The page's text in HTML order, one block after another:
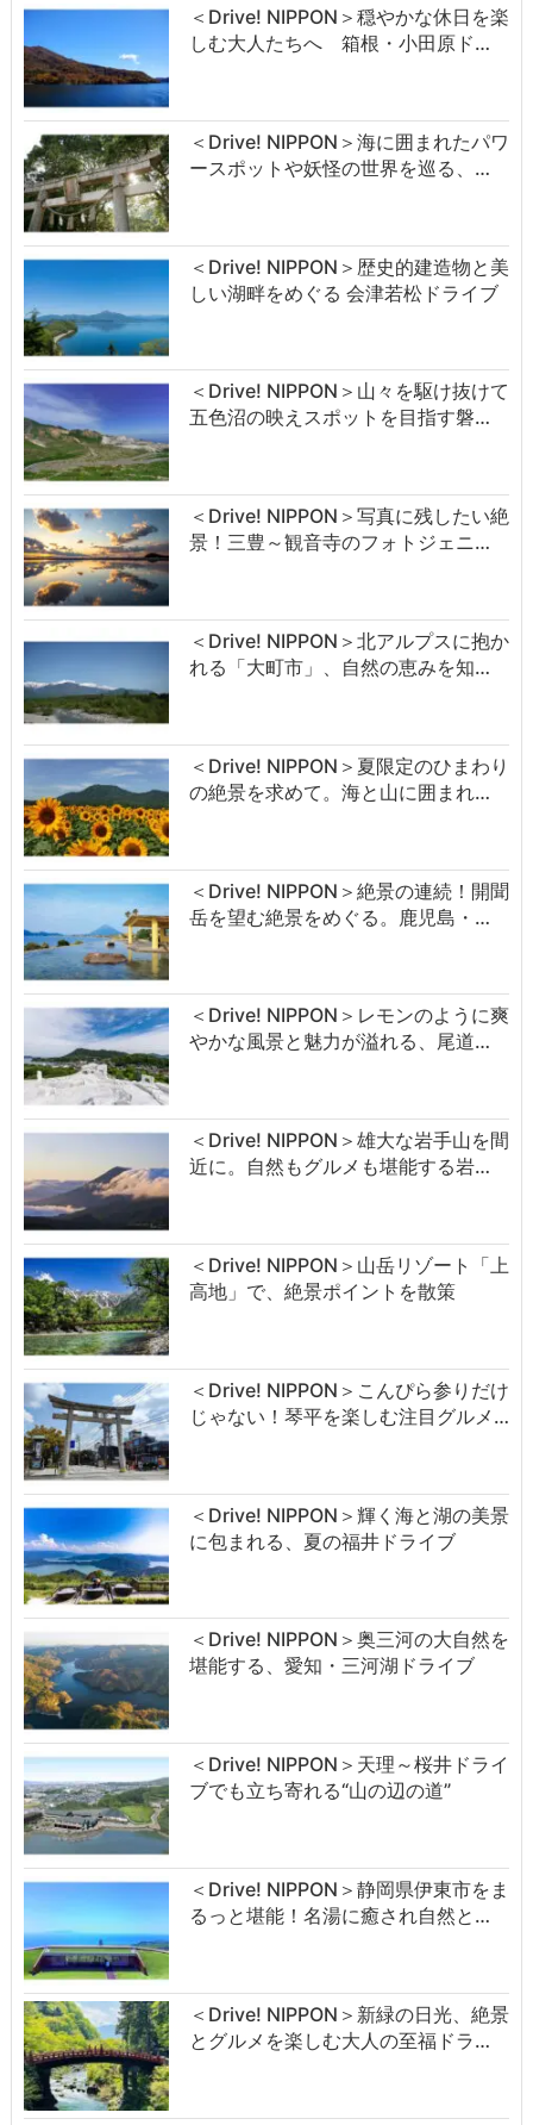
＜Drive! NIPPON＞穏やかな休日を楽
しむ大人たちへ 箱根・小田原ド…
＜Drive! NIPPON＞海に囲まれたパワ
ースポットや妖怪の世界を巡る、…
＜Drive! NIPPON＞歴史的建造物と美
しい湖畔をめぐる 会津若松ドライブ
＜Drive! NIPPON＞山々を駆け抜けて
五色沼の映えスポットを目指す磐…
＜Drive! NIPPON＞写真に残したい絶
景！三豊～観音寺のフォトジェニ…
＜Drive! NIPPON＞北アルプスに抱か
れる「大町市」、自然の恵みを知…
＜Drive! NIPPON＞夏限定のひまわり
の絶景を求めて。海と山に囲まれ…
＜Drive! NIPPON＞絶景の連続！開聞
岳を望む絶景をめぐる。鹿児島・…
＜Drive! NIPPON＞レモンのように爽
やかな風景と魅力が溢れる、尾道…
＜Drive! NIPPON＞雄大な岩手山を間
近に。自然もグルメも堪能する岩…
＜Drive! NIPPON＞山岳リゾート「上
高地」で、絶景ポイントを散策
＜Drive! NIPPON＞こんぴら参りだけ
じゃない！琴平を楽しむ注目グルメ…
＜Drive! NIPPON＞輝く海と湖の美景
に包まれる、夏の福井ドライブ
＜Drive! NIPPON＞奥三河の大自然を
堪能する、愛知・三河湖ドライブ
＜Drive! NIPPON＞天理～桜井ドライ
ブでも立ち寄れる“山の辺の道”
＜Drive! NIPPON＞静岡県伊東市をま
るっと堪能！名湯に癒され自然と…
＜Drive! NIPPON＞新緑の日光、絶景
とグルメを楽しむ大人の至福ドラ…